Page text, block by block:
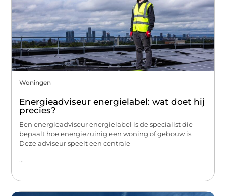
Woningen
Energieadviseur energielabel: wat doet hij
precies?
Een energieadviseur energielabel is de specialist die
bepaalt hoe energiezuinig een woning of gebouw is.
Deze adviseur speelt een centrale
...